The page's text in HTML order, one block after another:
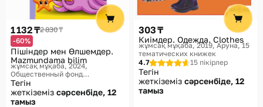
1 132 ₸2 830 ₸
-60%
Пішіндер мен Өлшемдер.
Mazmundama bilim
жұмсақ мұқаба, 2024
Общественный фонд
«Мазмұндама»
Тегін
жеткіземіз сәрсенбіде, 12
тамыз
303 ₸
Киімдер. Одежда. Clothes
жұмсақ мұқаба, 2019 Аруна, 15
тематических книжек
4.7
15 пікірлер
Тегін
жеткіземіз сәрсенбіде, 12
тамыз